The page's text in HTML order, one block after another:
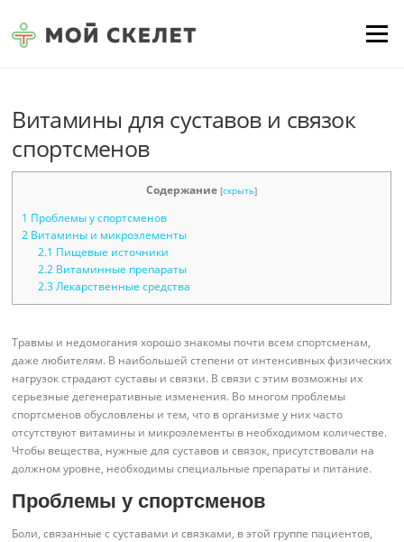
Меню
Витамины для суставов и связок
спортсменов
Содержание [скрыть]
1 Проблемы у спортсменов
2 Витамины и микроэлементы
2.1 Пищевые источники
2.2 Витаминные препараты
2.3Лекарственные средства
Травмы и недомогания хорошо знакомы почти всем спортсменам,
даже любителям. В наибольшей степени от интенсивных физических
нагрузок страдают суставы и связки. В связи с этим возможны их
серьезные дегенеративные изменения. Во многом проблемы
спортсменов обусловлены и тем, что в организме у них часто
отсутствуют витамины и микроэлементы в необходимом количестве.
Чтобы вещества, нужные для суставов и связок, присутствовали на
должном уровне, необходимы специальные препараты и питание.
Проблемы у спортсменов
Боли, связанные с суставами и связками, в этой группе пациентов,